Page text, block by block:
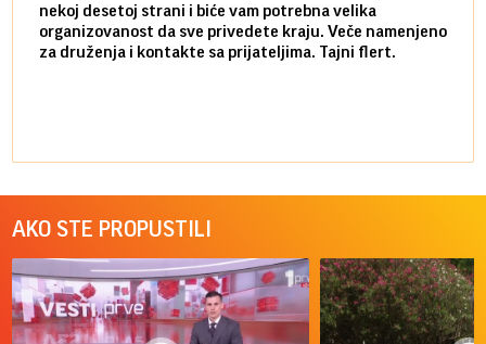
nekoj desetoj strani i biće vam potrebna velika
organizovanost da sve privedete kraju. Veče namenjeno
za druženja i kontakte sa prijateljima. Tajni flert.
AKO STE PROPUSTILI